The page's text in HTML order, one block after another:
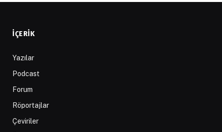
İÇERIK
Yazılar
Podcast
Forum
Röportajlar
Çeviriler